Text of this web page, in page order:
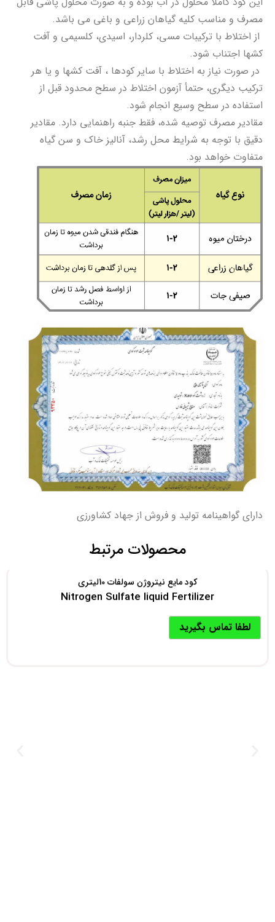
مصرف و مناسب کليه گیاهان زراعی و باغی می باشد.
از اختلاط با ترکیبات مسی، کلردار، اسیدی، کلسیمی و آفت
کشها اجتناب شود.
در صورت نیاز به اختلاط با سایر کودها ، آفت کشها و یا هر
ترکیب دیگری، حتمأ آزمون اختلاط در سطح محدود قبل از
استفاده در سطح وسیع انجام شود.
مقادیر مصرف توصیه شده، فقط جنبه راهنمایی دارد. مقادیر
دقیق با توجه به شرایط محل رشد، آنالیز خاک و سن گیاه
متفاوت خواهد بود.
دارای گواهینامه تولید و فروش از جهاد کشاورزی
محصولات مرتبط
کود مایع نیتروژن سولفات 10لیتری
Nitrogen Sulfate liquid Fertilizer
لطفا تماس بگیرید